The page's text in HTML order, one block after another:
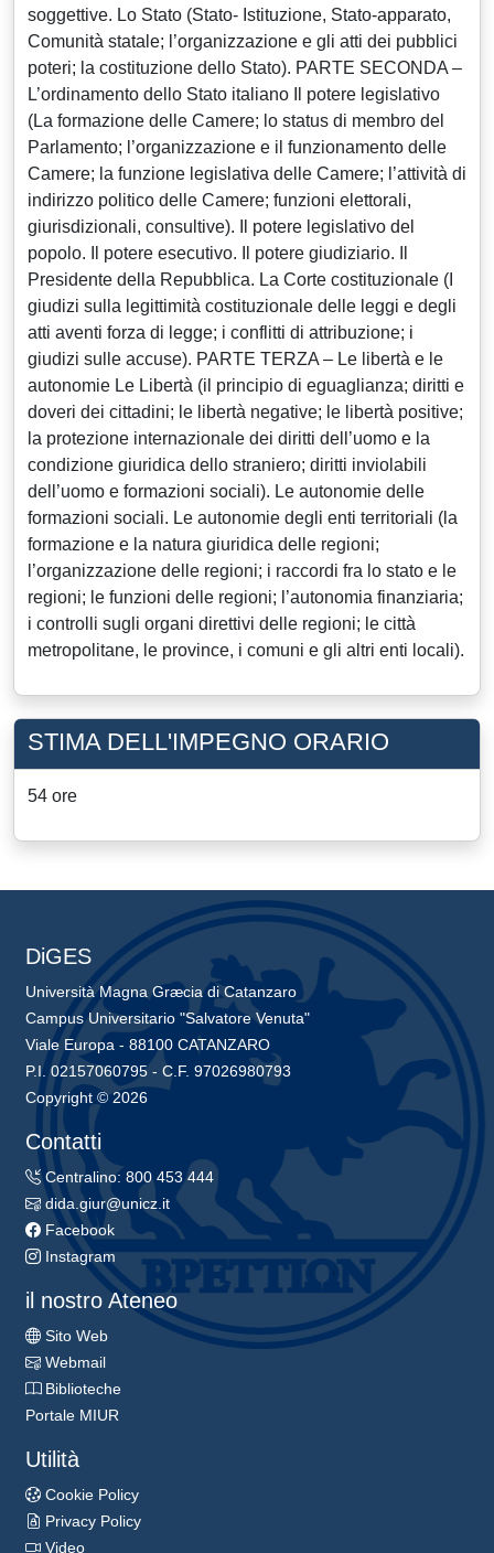
soggettive. Lo Stato (Stato- Istituzione, Stato-apparato,
Comunità statale; l’organizzazione e gli atti dei pubblici
poteri; la costituzione dello Stato). PARTE SECONDA –
L’ordinamento dello Stato italiano Il potere legislativo
(La formazione delle Camere; lo status di membro del
Parlamento; l’organizzazione e il funzionamento delle
Camere; la funzione legislativa delle Camere; l’attività di
indirizzo politico delle Camere; funzioni elettorali,
giurisdizionali, consultive). Il potere legislativo del
popolo. Il potere esecutivo. Il potere giudiziario. Il
Presidente della Repubblica. La Corte costituzionale (I
giudizi sulla legittimità costituzionale delle leggi e degli
atti aventi forza di legge; i conflitti di attribuzione; i
giudizi sulle accuse). PARTE TERZA – Le libertà e le
autonomie Le Libertà (il principio di eguaglianza; diritti e
doveri dei cittadini; le libertà negative; le libertà positive;
la protezione internazionale dei diritti dell’uomo e la
condizione giuridica dello straniero; diritti inviolabili
dell’uomo e formazioni sociali). Le autonomie delle
formazioni sociali. Le autonomie degli enti territoriali (la
formazione e la natura giuridica delle regioni;
l’organizzazione delle regioni; i raccordi fra lo stato e le
regioni; le funzioni delle regioni; l’autonomia finanziaria;
i controlli sugli organi direttivi delle regioni; le città
metropolitane, le province, i comuni e gli altri enti locali).
STIMA DELL'IMPEGNO ORARIO
54 ore
DiGES
Università Magna Græcia di Catanzaro
Campus Universitario "Salvatore Venuta"
Viale Europa - 88100 CATANZARO
P.I. 02157060795 - C.F. 97026980793
Copyright © 2026
Contatti
Centralino: 800 453 444
dida.giur@unicz.it
Facebook
Instagram
il nostro Ateneo
Sito Web
Webmail
Biblioteche
Portale MIUR
Utilità
Cookie Policy
Privacy Policy
Video